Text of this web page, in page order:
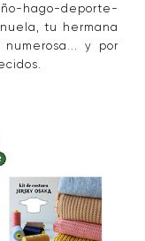
hago-deporte-
tu hermana
y por